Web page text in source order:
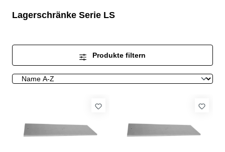
Lagerschränke Serie LS
Produkte filtern